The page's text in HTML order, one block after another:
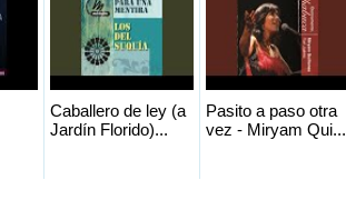
Caballero de ley (a
Jardín Florido)...
Pasito a paso otra
vez - Miryam Qui...